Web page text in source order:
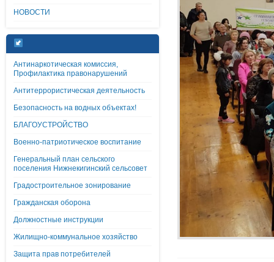
НОВОСТИ
Антинаркотическая комиссия,
Профилактика правонарушений
Антитеррористическая деятельность
Безопасность на водных объектах!
БЛАГОУСТРОЙСТВО
Военно-патриотическое воспитание
Генеральный план сельского
поселения Нижнекигинский сельсовет
Градостроительное зонирование
Гражданская оборона
Должностные инструкции
Жилищно-коммунальное хозяйство
Защита прав потребителей